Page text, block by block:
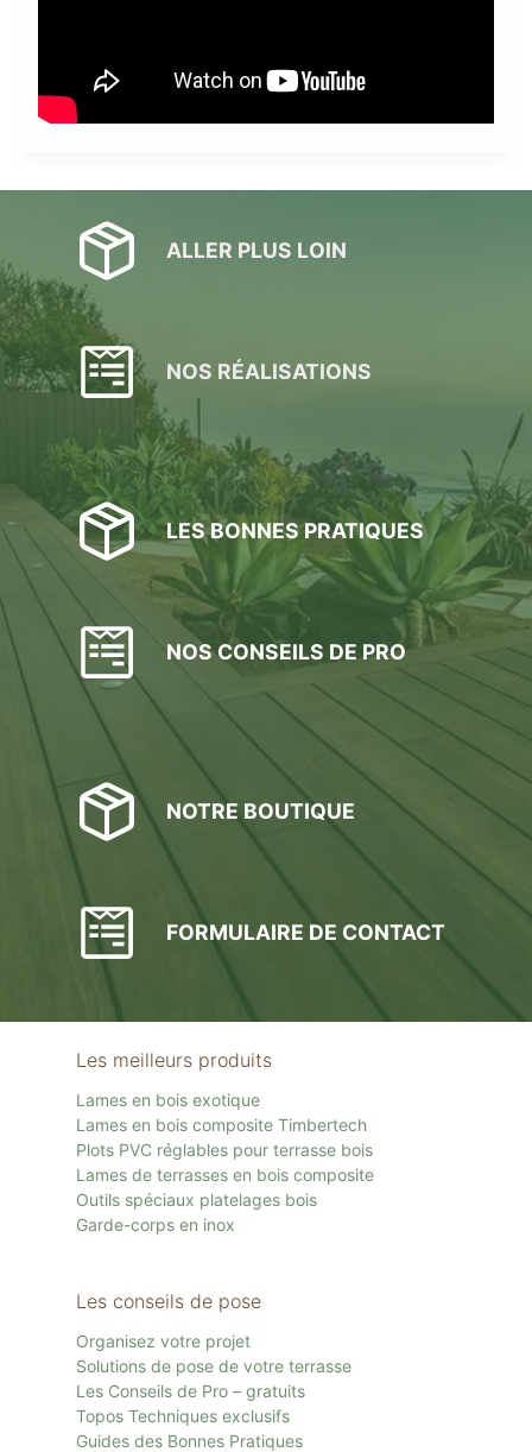
ALLER PLUS LOIN
NOS RÉALISATIONS
LES BONNES PRATIQUES
NOS CONSEILS DE PRO
NOTRE BOUTIQUE
FORMULAIRE DE CONTACT
Les meilleurs produits
Lames en bois exotique
Lames en bois composite Timbertech
Plots PVC réglables pour terrasse bois
Lames de terrasses en bois composite
Outils spéciaux platelages bois
Garde-corps en inox
Les conseils de pose
Organisez votre projet
Solutions de pose de votre terrasse
Les Conseils de Pro – gratuits
Topos Techniques exclusifs
Guides des Bonnes Pratiques